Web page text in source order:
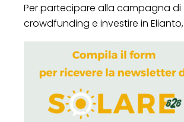
Per partecipare alla campagna di
crowdfunding e investire in Elianto,